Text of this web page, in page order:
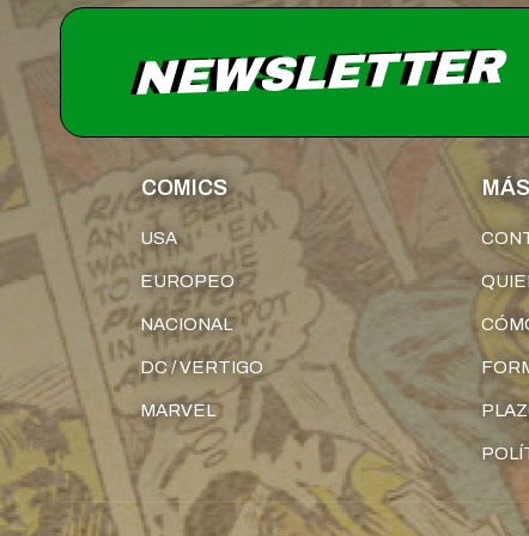
NEWSLETTER
COMICS
USA
EUROPEO
NACIONAL
DC / VERTIGO
MARVEL